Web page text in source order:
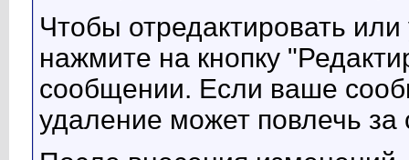
Чтобы отредактировать
нажмите на кнопку
сообщении. Если ваше
удаление может повлечь